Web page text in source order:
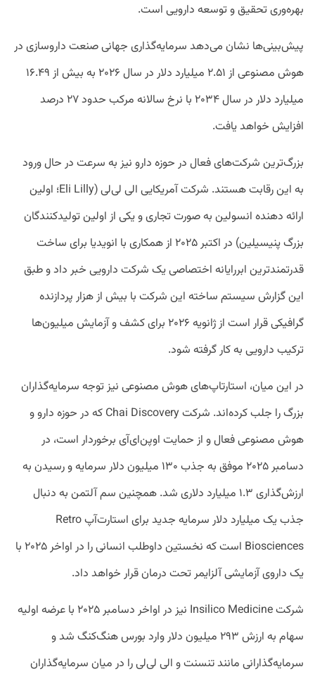
بهره‌وری تحقیق و توسعه دارویی است.
پیش‌بینی‌ها نشان می‌دهد سرمایه‌گذاری جهانی صنعت داروسازی در
هوش مصنوعی از ۲.۵۱ میلیارد دلار در سال ۲۰۲۶ به بیش از ۱۶.۴۹
میلیارد دلار در سال ۲۰۳۴ با نرخ سالانه مرکب حدود ۲۷ درصد
افزایش خواهد یافت.
بزرگ‌ترین شرکت‌های فعال در حوزه دارو نیز به سرعت در حال ورود
به این رقابت هستند. شرکت آمریکایی الی لی‌لی (Eli Lilly؛ اولین
ارائه دهنده انسولین به صورت تجاری و یکی از اولین تولیدکنندگان
بزرگ پنیسیلین) در اکتبر ۲۰۲۵ از همکاری با انویدیا برای ساخت
قدرتمندترین ابررایانه اختصاصی یک شرکت دارویی خبر داد و طبق
این گزارش سیستم ساخته این شرکت با بیش از هزار پردازنده
گرافیکی قرار است از ژانویه ۲۰۲۶ برای کشف و آزمایش میلیون‌ها
ترکیب دارویی به کار گرفته شود.
در این میان، استارتاپ‌های هوش مصنوعی نیز توجه سرمایه‌گذاران
بزرگ را جلب کرده‌اند. شرکت Chai Discovery که در حوزه دارو و
هوش مصنوعی فعال و از حمایت اوپن‌ای‌آی برخوردار است، در
دسامبر ۲۰۲۵ موفق به جذب ۱۳۰ میلیون دلار سرمایه و رسیدن به
ارزش‌گذاری ۱.۳ میلیارد دلاری شد. همچنین سم آلتمن به دنبال
جذب یک میلیارد دلار سرمایه جدید برای استارت‌آپ Retro
Biosciences است که نخستین داوطلب انسانی را در اواخر ۲۰۲۵ با
یک داروی آزمایشی آلزایمر تحت درمان قرار خواهد داد.
شرکت Insilico Medicine نیز در اواخر دسامبر ۲۰۲۵ با عرضه اولیه
سهام به ارزش ۲۹۳ میلیون دلار وارد بورس هنگ‌کنگ شد و
سرمایه‌گذارانی مانند تنسنت و الی لی‌لی را در میان سرمایه‌گذاران